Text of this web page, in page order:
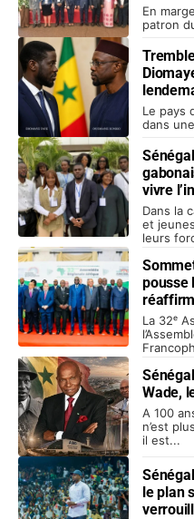
En
patron
Le pays
dans
vivre
Dans la
et
leurs
pousse
La 32ᵉ
Wade,
A 100
n’est
il est...
le plan